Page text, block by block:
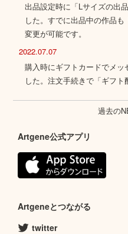
出品設定時に「Lサイズの出
した。すでに出品中の作品
変更が可能です。
2022.07.07
購入時にギフトカードでメッ
した。注文手続きで「ギフト
過去の
Artgene公式アプリ
Artgeneとつながる
twitter